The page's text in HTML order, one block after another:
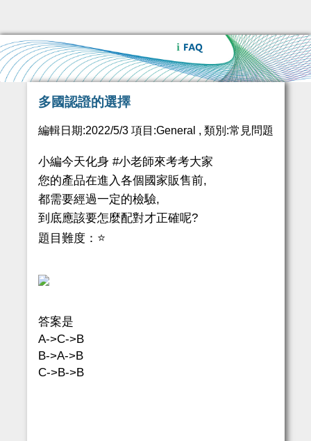
多國認證的選擇
編輯日期:2022/5/3 項目:General , 類別:常見問題
小編今天化身 #小老師來考考大家
您的產品在進入各個國家販售前,
都需要經過一定的檢驗,
到底應該要怎麼配對才正確呢?
題目難度：⭐️
答案是
A->C->B
B->A->B
C->B->B